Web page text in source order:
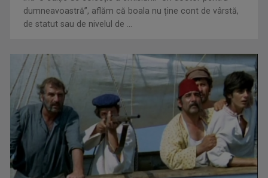
Bibi aduce vibe-ul noii generații pe scena Revelionului TVR
„Eu sunt copilul Televiziunii Române!” – Corina Chiriac ne
dumneavoastră”, aflăm că boala nu ține cont de vârstă,
de statut sau de nivelul de ...